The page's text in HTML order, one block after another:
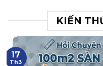
KIẾN
17
Th3